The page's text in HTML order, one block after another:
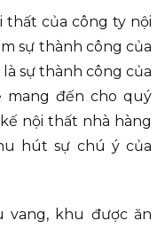
thất của công ty nội
sự thành công của
sự thành công của
mang đến cho quý
nội thất nhà hàng
hút sự chú ý của
vang, khu được ăn